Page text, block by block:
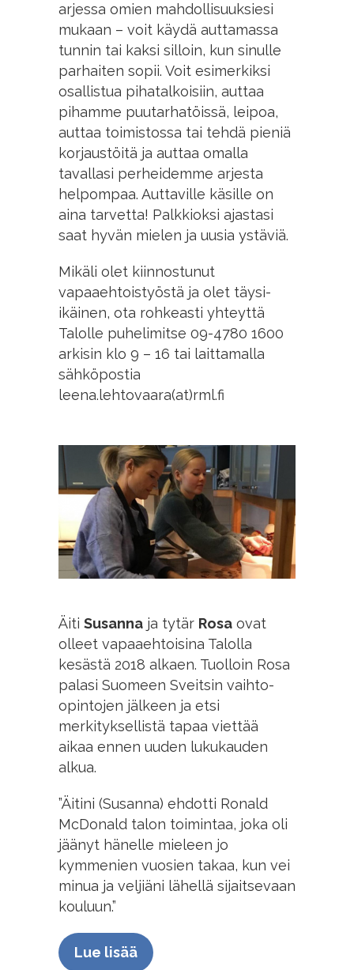
arjessa omien mahdollisuuksiesi
mukaan – voit käydä auttamassa
tunnin tai kaksi silloin, kun sinulle
parhaiten sopii. Voit esimerkiksi
osallistua pihatalkoisiin, auttaa
pihamme puutarhatöissä, leipoa,
auttaa toimistossa tai tehdä pieniä
korjaustöitä ja auttaa omalla
tavallasi perheidemme arjesta
helpompaa. Auttaville käsille on
aina tarvetta! Palkkioksi ajastasi
saat hyvän mielen ja uusia ystäviä.
Mikäli olet kiinnostunut
vapaaehtoistyöstä ja olet täysi-
ikäinen, ota rohkeasti yhteyttä
Talolle puhelimitse 09-4780 1600
arkisin klo 9 – 16 tai laittamalla
sähköpostia
leena.lehtovaara(at)rml.fi
Äiti Susanna ja tytär Rosa ovat
olleet vapaaehtoisina Talolla
kesästä 2018 alkaen. Tuolloin Rosa
palasi Suomeen Sveitsin vaihto-
opintojen jälkeen ja etsi
merkityksellistä tapaa viettää
aikaa ennen uuden lukukauden
alkua.
”Äitini (Susanna) ehdotti Ronald
McDonald talon toimintaa, joka oli
jäänyt hänelle mieleen jo
kymmenien vuosien takaa, kun vei
minua ja veljiäni lähellä sijaitsevaan
kouluun.”
Lue lisää